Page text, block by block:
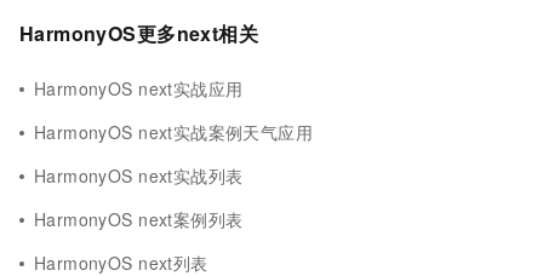
HarmonyOS更多next相关
HarmonyOS next实战应用
HarmonyOS next实战案例天气应用
HarmonyOS next实战列表
HarmonyOS next案例列表
HarmonyOS next列表